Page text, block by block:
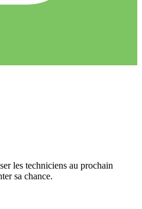
les techniciens au prochain
sa chance.